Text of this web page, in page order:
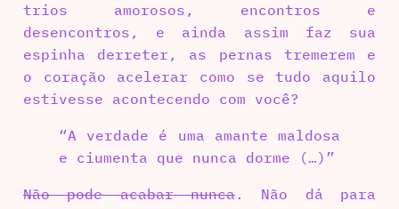
trios amorosos, encontros e
desencontros, e ainda assim faz sua
espinha derreter, as pernas tremerem e
o coração acelerar como se tudo aquilo
estivesse acontecendo com você?
“A verdade é uma amante maldosa
e ciumenta que nunca dorme (…)”
Não pode acabar nunca. Não dá para